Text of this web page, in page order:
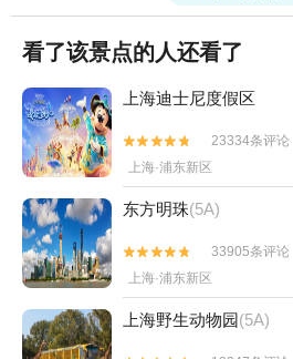
看了该景点的人还看了
上海迪士尼度假区


23334条评论
上海·浦东新区
东方明珠(5A)


33905条评论
上海·浦东新区
上海野生动物园(5A)